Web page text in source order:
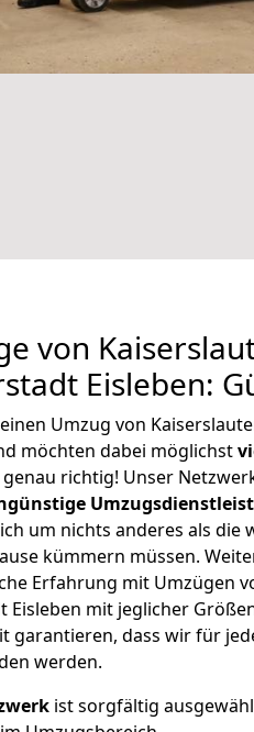
von
Eisleben:
Umzug von
möchten dabei möglichst
genau richtig! Unser
um nichts anderes als die
kümmern müssen.
Erfahrung mit Umzügen
Eisleben mit jeglicher
garantieren, dass wir für
werden.
ist sorgfältig